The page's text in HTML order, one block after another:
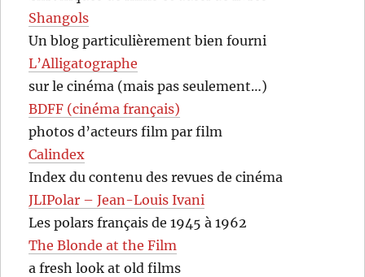
Shangols
Un blog particulièrement bien fourni
L’Alligatographe
sur le cinéma (mais pas seulement…)
BDFF (cinéma français)
photos d’acteurs film par film
Calindex
Index du contenu des revues de cinéma
JLIPolar – Jean-Louis Ivani
Les polars français de 1945 à 1962
The Blonde at the Film
a fresh look at old films